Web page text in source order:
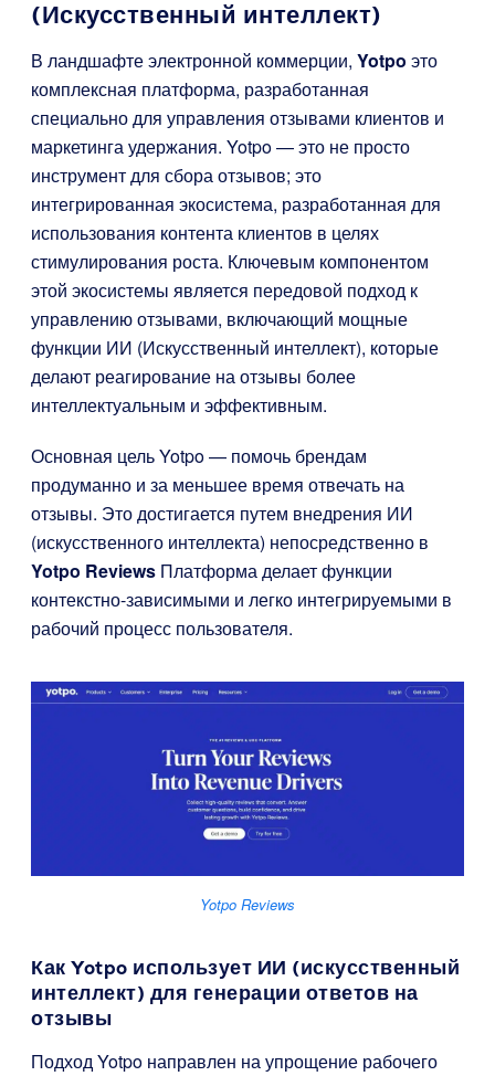
(Искусственный интеллект)
В ландшафте электронной коммерции, Yotpo это
комплексная платформа, разработанная
специально для управления отзывами клиентов и
маркетинга удержания. Yotpo — это не просто
инструмент для сбора отзывов; это
интегрированная экосистема, разработанная для
использования контента клиентов в целях
стимулирования роста. Ключевым компонентом
этой экосистемы является передовой подход к
управлению отзывами, включающий мощные
функции ИИ (Искусственный интеллект), которые
делают реагирование на отзывы более
интеллектуальным и эффективным.
Основная цель Yotpo — помочь брендам
продуманно и за меньшее время отвечать на
отзывы. Это достигается путем внедрения ИИ
(искусственного интеллекта) непосредственно в
Yotpo Reviews Платформа делает функции
контекстно-зависимыми и легко интегрируемыми в
рабочий процесс пользователя.
Yotpo Reviews
Как Yotpo использует ИИ (искусственный
интеллект) для генерации ответов на
отзывы
Подход Yotpo направлен на упрощение рабочего